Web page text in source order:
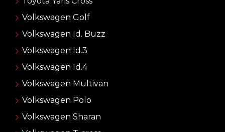
Volkswagen Golf
Volkswagen Id. Buzz
Volkswagen Id.3
Volkswagen Id.4
Volkswagen Multivan
Volkswagen Polo
Volkswagen Sharan